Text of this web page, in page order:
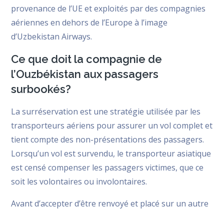
provenance de l’UE et exploités par des compagnies
aériennes en dehors de l’Europe à l’image
d’Uzbekistan Airways.
Ce que doit la compagnie de
l’Ouzbékistan aux passagers
surbookés?
La surréservation est une stratégie utilisée par les
transporteurs aériens pour assurer un vol complet et
tient compte des non-présentations des passagers.
Lorsqu’un vol est survendu, le transporteur asiatique
est censé compenser les passagers victimes, que ce
soit les volontaires ou involontaires.
Avant d’accepter d’être renvoyé et placé sur un autre